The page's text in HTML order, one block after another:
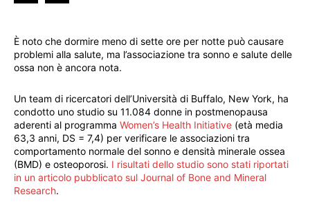
È noto che dormire meno di sette ore per notte può causare
problemi alla salute, ma l’associazione tra sonno e salute delle
ossa non è ancora nota.
Un team di ricercatori dell’Università di Buffalo, New York, ha
condotto uno studio su 11.084 donne in postmenopausa
aderenti al programma Women’s Health Initiative (età media
63,3 anni, DS = 7,4) per verificare le associazioni tra
comportamento normale del sonno e densità minerale ossea
(BMD) e osteoporosi. I risultati dello studio sono stati riportati
in un articolo pubblicato sul Journal of Bone and Mineral
Research.